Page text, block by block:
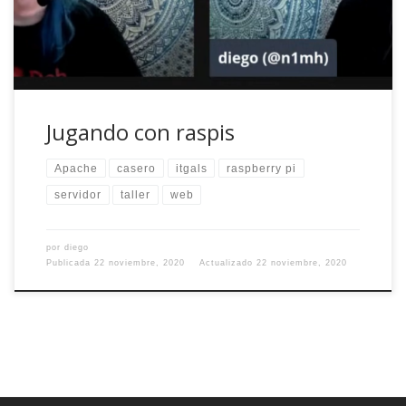
tanto para asistir como convertirse en […]
Jugando con raspis
Apache casero itgals raspberry pi
servidor taller web
por diego
Publicada 22 noviembre, 2020 Actualizado 22 noviembre, 2020